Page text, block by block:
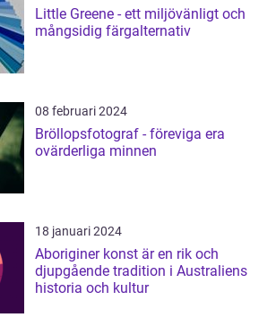
Little Greene - ett miljövänligt och
mångsidig färgalternativ
08 februari 2024
Bröllopsfotograf - föreviga era
ovärderliga minnen
18 januari 2024
Aboriginer konst är en rik och
djupgående tradition i Australiens
historia och kultur